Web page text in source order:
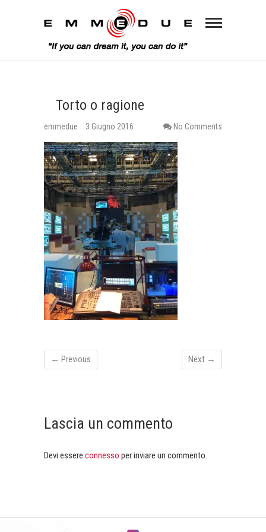
Torto o ragione
emmedue 3 Giugno 2016 No Comments
← Previous Next →
Lascia un commento
Devi essere connesso per inviare un commento.